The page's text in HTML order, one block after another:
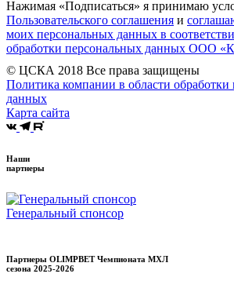
Нажимая «Подписаться» я принимаю
Пользовательского соглашения и
моих персональных данных в
обработки персональных данных ООО
© ЦСКА 2018 Все права защищены
Политика компании в области обработки
данных
Карта сайта
Наши
партнеры
Генеральный спонсор
Партнеры OLIMPBET Чемпионата МХЛ
сезона 2025-2026